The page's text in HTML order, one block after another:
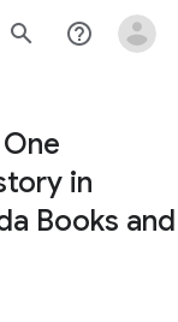
search help_outline
in
Books and